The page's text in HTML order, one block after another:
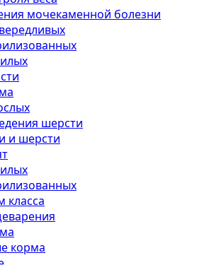
мочекаменной болезни
шерсти
и шерсти
класса
корма